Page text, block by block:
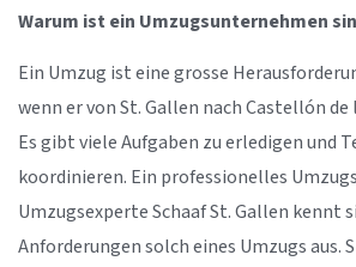
Warum ist ein Umzugsunternehmen
Ein Umzug ist eine grosse
wenn er von St. Gallen nach Castellón
Es gibt viele Aufgaben zu erledigen und
koordinieren. Ein professionelles
Umzugsexperte Schaaf St. Gallen kennt
Anforderungen solch eines Umzugs aus.